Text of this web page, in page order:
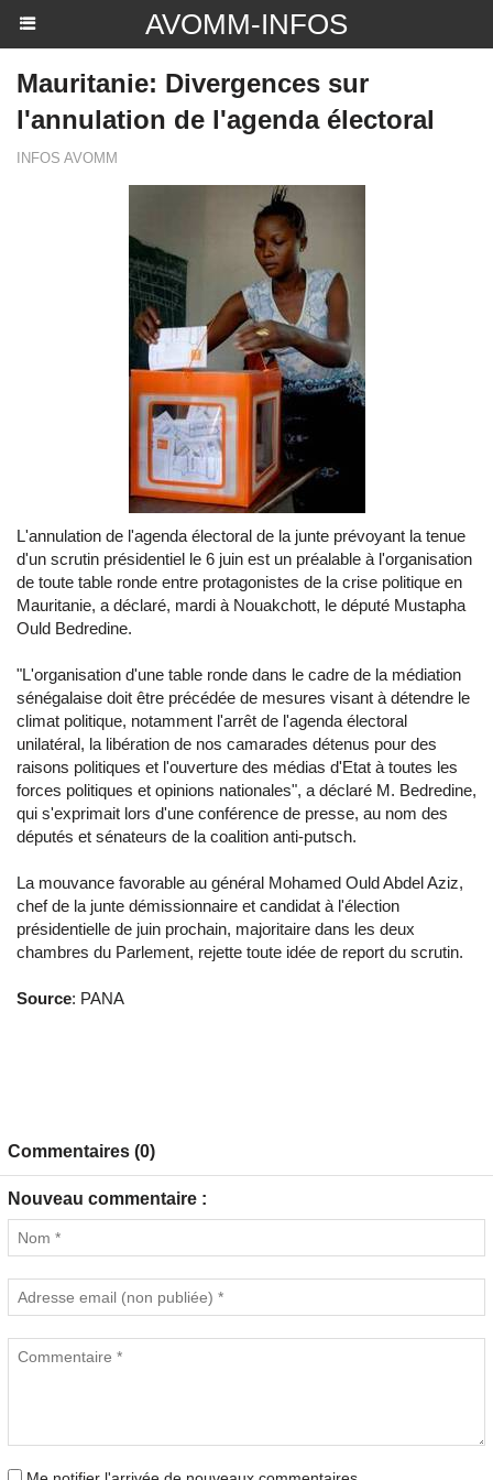
AVOMM-INFOS
Mauritanie: Divergences sur
l'annulation de l'agenda électoral
INFOS AVOMM
L'annulation de l'agenda électoral de la junte prévoyant la tenue
d'un scrutin présidentiel le 6 juin est un préalable à l'organisation
de toute table ronde entre protagonistes de la crise politique en
Mauritanie, a déclaré, mardi à Nouakchott, le député Mustapha
Ould Bedredine.
"L'organisation d'une table ronde dans le cadre de la médiation
sénégalaise doit être précédée de mesures visant à détendre le
climat politique, notamment l'arrêt de l'agenda électoral
unilatéral, la libération de nos camarades détenus pour des
raisons politiques et l'ouverture des médias d'Etat à toutes les
forces politiques et opinions nationales", a déclaré M. Bedredine,
qui s'exprimait lors d'une conférence de presse, au nom des
députés et sénateurs de la coalition anti-putsch.
La mouvance favorable au général Mohamed Ould Abdel Aziz,
chef de la junte démissionnaire et candidat à l'élection
présidentielle de juin prochain, majoritaire dans les deux
chambres du Parlement, rejette toute idée de report du scrutin.
Source: PANA
Commentaires (0)
Nouveau commentaire :